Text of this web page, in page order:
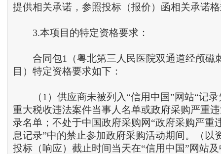
提供相关承诺，参照投标（报价）函相关承诺
3.本项目的特定资格要求：
合同包1（粤北第三人民医院双通道经颅磁
目）特定资格要求如下：
（1）供应商未被列入“信用中国”网站“记录
重大税收违法案件当事人名单或政府采购严重
录名单；不处于中国政府采购网“政府采购严重
息记录”中的禁止参加政府采购活动期间。（以
投标（响应）截止时间当天在“信用中国”网站